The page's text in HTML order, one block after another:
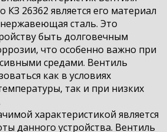
26362 является его материал
сталь. Это
быть долговечным
что особенно важно при
средами. Вентиль
как в условиях
так и при низких
характеристикой является
данного устройства. Вентиль